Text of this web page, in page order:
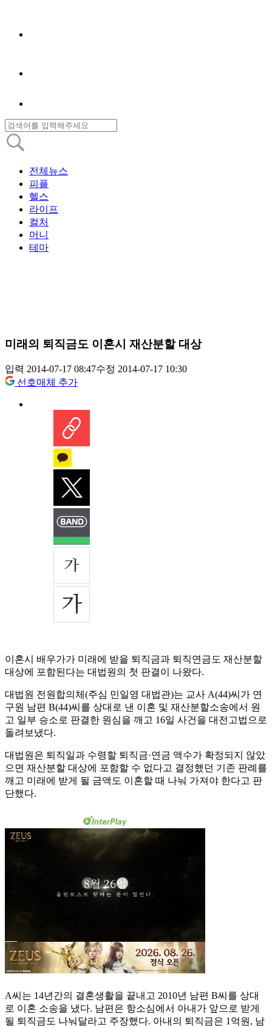
전체뉴스
피플
헬스
라이프
컬처
머니
테마
미래의 퇴직금도 이혼시 재산분할 대상
입력 2014-07-17 08:47수정 2014-07-17 10:30
선호매체 추가
이혼시 배우가가 미래에 받을 퇴직금과 퇴직연금도 재산분할
대상에 포함된다는 대법원의 첫 판결이 나왔다.
대법원 전원합의체(주심 민일영 대법관)는 교사 A(44)씨가 연
구원 남편 B(44)씨를 상대로 낸 이혼 및 재산분할소송에서 원
고 일부 승소로 판결한 원심을 깨고 16일 사건을 대전고법으로
돌려보냈다.
대법원은 퇴직일과 수령할 퇴직금·연금 액수가 확정되지 않았
으면 재산분할 대상에 포함할 수 없다고 결정했던 기존 판례를
깨고 미래에 받게 될 금액도 이혼할 때 나눠 가져야 한다고 판
단했다.
A씨는 14년간의 결혼생활을 끝내고 2010년 남편 B씨를 상대
로 이혼 소송을 냈다. 남편은 항소심에서 아내가 앞으로 받게
될 퇴직금도 나눠달라고 주장했다. 아내의 퇴직금은 1억원, 남